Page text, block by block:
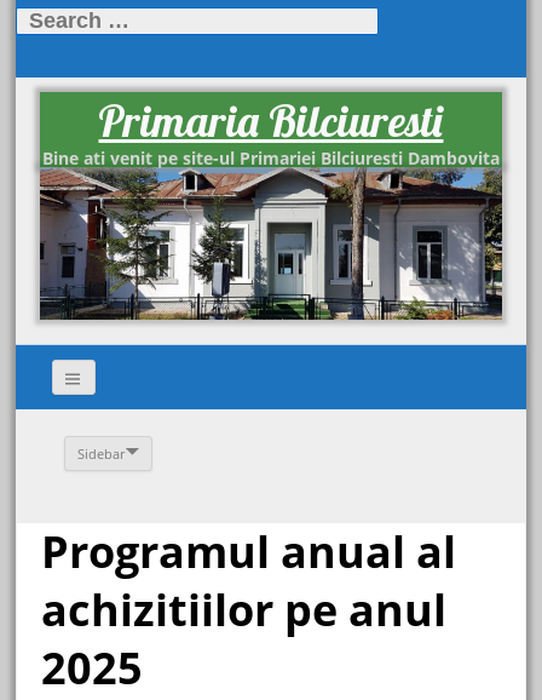
Search
Primaria Bilciuresti
Bine ati venit pe site-ul Primariei Bilciuresti Dambovita
Sidebar
Programul anual al
achizitiilor pe anul
2025